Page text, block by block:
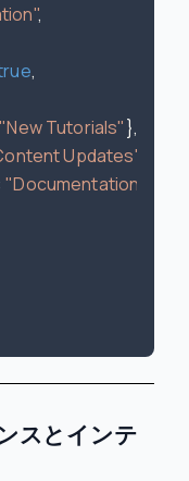
,
,
"New Tutorials"},
Updates"
"Documentation
スとインテ